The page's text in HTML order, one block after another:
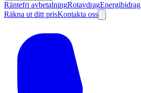
Räntefri avbetalningRotavdragEnergibidrag
Räkna ut ditt prisKontakta oss